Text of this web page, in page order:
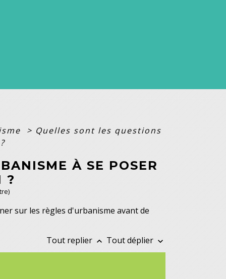
> Quelles sont les questions
À SE POSER
?
sur les règles d'urbanisme avant de
Tout replier keyboard_arrow_up Tout déplier keyboard_arrow_down